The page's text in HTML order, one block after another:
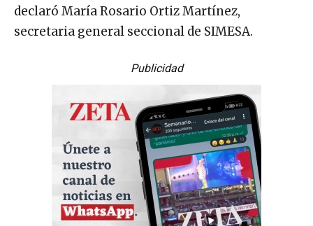
declaró María Rosario Ortiz Martínez,
secretaria general seccional de SIMESA.
Publicidad